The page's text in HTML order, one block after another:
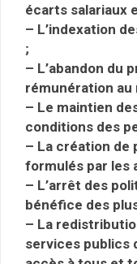
écarts salariaux
– L’indexation
;
– L’abandon du
rémunération au
– Le maintien
conditions des
– La création de
formulés par les
– L’arrêt des
bénéfice des
– La
services publics